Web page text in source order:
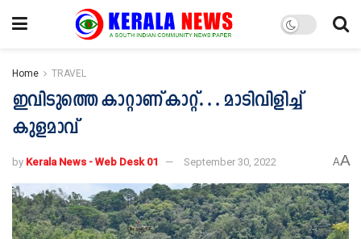
Home TRAVEL
ഇവിടുത്തെ കാറ്റാണ് കാറ്റ്… മാടിവിളിച്ച്
കുളമാവ്
by Kerala News - Web Desk 01 September 30, 2022 AA